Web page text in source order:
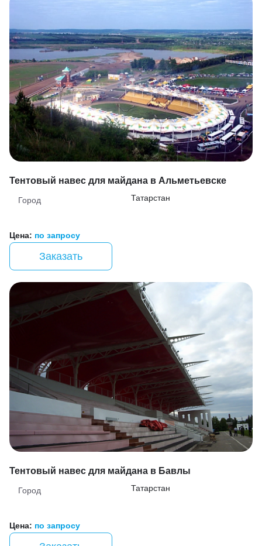
Тентовый навес для майдана в Альметьевске
Город Татарстан
Цена: по запросу
Заказать
Тентовый навес для майдана в Бавлы
Город Татарстан
Цена: по запросу